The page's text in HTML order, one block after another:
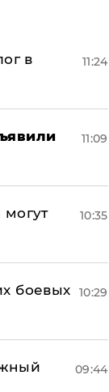
в
11:24
11:09
10:35
боевых
10:29
09:44